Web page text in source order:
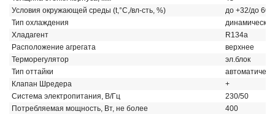
Условия окружающей среды (t,°C,/вл-сть, %)
до +32/до 60
Тип охлаждения
динамический
Хладагент
R134a
Расположение агрегата
верхнее
Терморегулятор
эл.блок
Тип оттайки
Клапан Шредера
+
Система электропитания, В/Гц
230/50
Потребляемая мощность, Вт, не более
400